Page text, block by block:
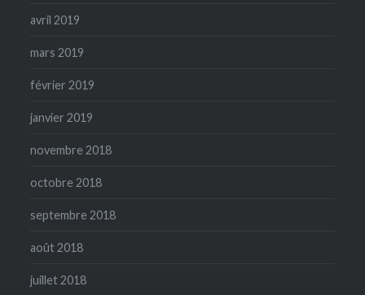
avril 2019
mars 2019
février 2019
janvier 2019
novembre 2018
octobre 2018
septembre 2018
août 2018
juillet 2018